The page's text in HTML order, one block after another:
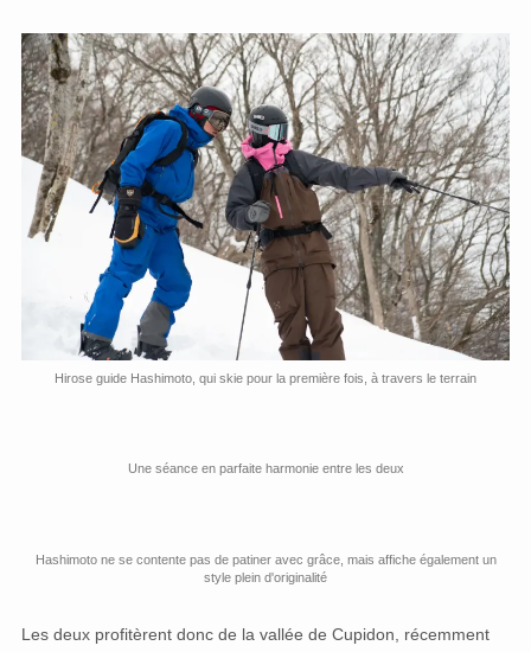
Hirose guide Hashimoto, qui skie pour la première fois, à travers le terrain
Une séance en parfaite harmonie entre les deux
Hashimoto ne se contente pas de patiner avec grâce, mais affiche également un
style plein d'originalité
Les deux profitèrent donc de la vallée de Cupidon, récemment